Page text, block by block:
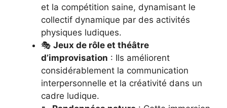
et la compétition saine, dynamisant le
collectif dynamique par des activités
physiques ludiques.
🎭 Jeux de rôle et théâtre
d’improvisation : Ils améliorent
considérablement la communication
interpersonnelle et la créativité dans un
cadre ludique.